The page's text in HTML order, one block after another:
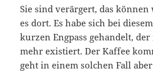
Sie sind verärgert, das
es dort. Es habe sich bei
kurzen Engpass gehandelt,
mehr existiert. Der Kaffee
geht in einem solchen Fall